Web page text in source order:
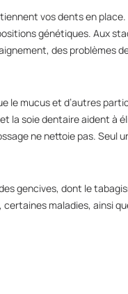
vos dents en
génétiques. Aux
des problèmes
le mucus et d’autres
la soie dentaire aident à
ne nettoie pas. Seul
gencives, dont le
maladies, ainsi